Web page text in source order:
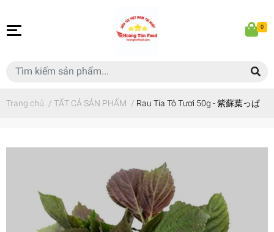
0
Trang chủ / TẤT CẢ SẢN PHẨM / Rau Tía Tô Tươi 50g - 紫蘇葉っぱ